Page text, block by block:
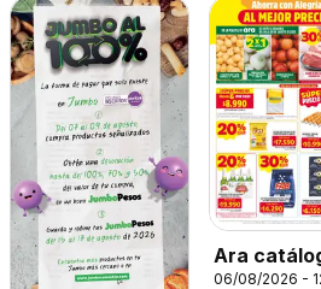
Ara
06/08/2026 -